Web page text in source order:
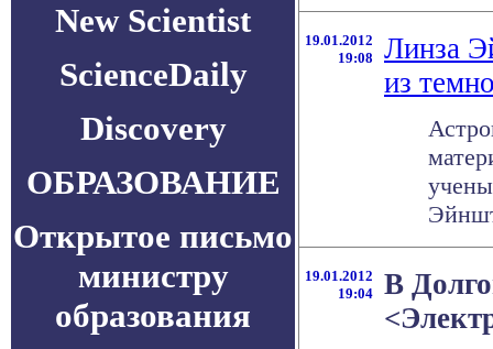
New Scientist
ScienceDaily
Discovery
ОБРАЗОВАНИЕ
Открытое письмо
министру
образования
19.01.2012
19:08
Линза
из
19.01.2012
19:04
В